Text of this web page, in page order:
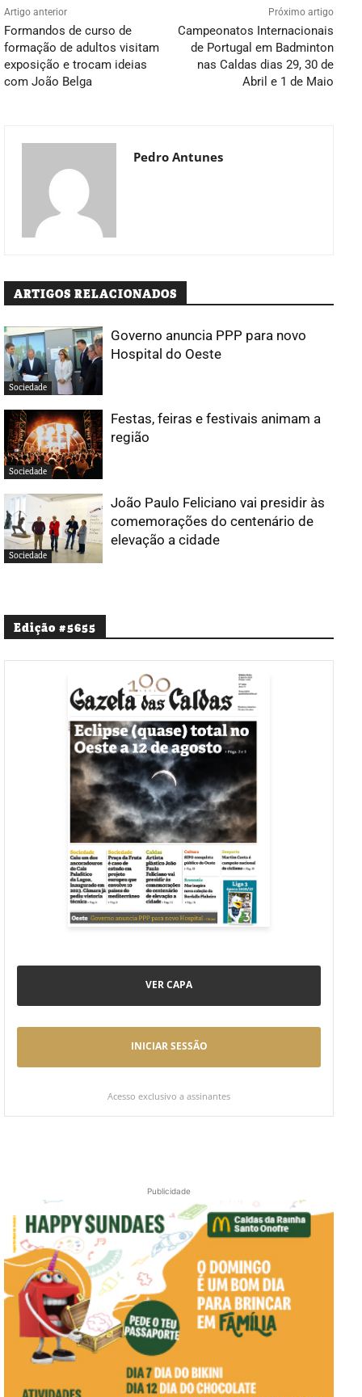
Artigo anterior
Formandos de curso de
formação de adultos visitam
exposição e trocam ideias
com João Belga
Próximo artigo
Campeonatos Internacionais
de Portugal em Badminton
nas Caldas dias 29, 30 de
Abril e 1 de Maio
Pedro Antunes
ARTIGOS RELACIONADOS
Sociedade
Governo anuncia PPP para novo
Hospital do Oeste
Sociedade
Festas, feiras e festivais animam a
região
Sociedade
João Paulo Feliciano vai presidir às
comemorações do centenário de
elevação a cidade
Edição #5655
VER CAPA
INICIAR SESSÃO
Acesso exclusivo a assinantes
Publicidade